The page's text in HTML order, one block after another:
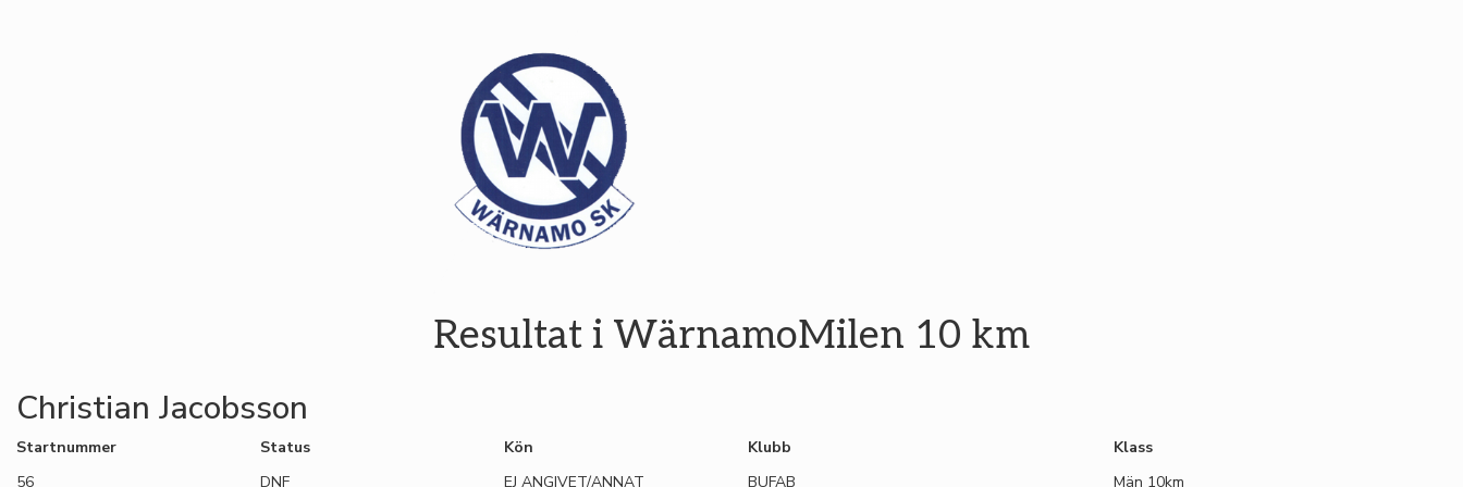
Resultat i WärnamoMilen 10 km
Christian Jacobsson
Startnummer
56
Status
DNF
Kön
EJ ANGIVET/ANNAT
Klubb
BUFAB
Klass
Män 10km